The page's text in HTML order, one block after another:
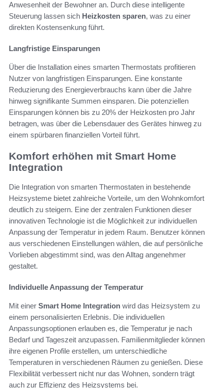
Anwesenheit der Bewohner an. Durch diese intelligente
Steuerung lassen sich Heizkosten sparen, was zu einer
direkten Kostensenkung führt.
Langfristige Einsparungen
Über die Installation eines smarten Thermostats profitieren
Nutzer von langfristigen Einsparungen. Eine konstante
Reduzierung des Energieverbrauchs kann über die Jahre
hinweg signifikante Summen einsparen. Die potenziellen
Einsparungen können bis zu 20% der Heizkosten pro Jahr
betragen, was über die Lebensdauer des Gerätes hinweg zu
einem spürbaren finanziellen Vorteil führt.
Komfort erhöhen mit Smart Home
Integration
Die Integration von smarten Thermostaten in bestehende
Heizsysteme bietet zahlreiche Vorteile, um den Wohnkomfort
deutlich zu steigern. Eine der zentralen Funktionen dieser
innovativen Technologie ist die Möglichkeit zur individuellen
Anpassung der Temperatur in jedem Raum. Benutzer können
aus verschiedenen Einstellungen wählen, die auf persönliche
Vorlieben abgestimmt sind, was den Alltag angenehmer
gestaltet.
Individuelle Anpassung der Temperatur
Mit einer Smart Home Integration wird das Heizsystem zu
einem personalisierten Erlebnis. Die individuellen
Anpassungsoptionen erlauben es, die Temperatur je nach
Bedarf und Tageszeit anzupassen. Familienmitglieder können
ihre eigenen Profile erstellen, um unterschiedliche
Temperaturen in verschiedenen Räumen zu genießen. Diese
Flexibilität verbessert nicht nur das Wohnen, sondern trägt
auch zur Effizienz des Heizsystems bei.